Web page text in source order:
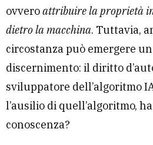
ovveroattribuire la proprietà
dietro la macchina. Tuttavia,
circostanza può emergere
discernimento: il diritto
sviluppatore dell’algoritmo
l’ausilio di quell’algoritmo,
conoscenza?